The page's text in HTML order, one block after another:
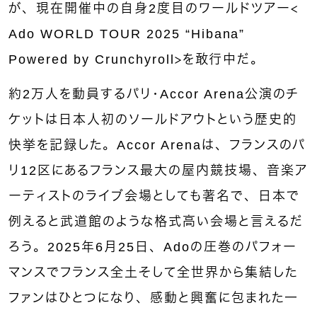
が、現在開催中の自身2度目のワールドツアー＜
Ado WORLD TOUR 2025 “Hibana”
Powered by Crunchyroll＞を敢行中だ。
約2万人を動員するパリ・Accor Arena公演のチ
ケットは日本人初のソールドアウトという歴史的
快挙を記録した。Accor Arenaは、フランスのパ
リ12区にあるフランス最大の屋内競技場、音楽ア
ーティストのライブ会場としても著名で、日本で
例えると武道館のような格式高い会場と言えるだ
ろう。2025年6月25日、Adoの圧巻のパフォー
マンスでフランス全土そして全世界から集結した
ファンはひとつになり、感動と興奮に包まれた一